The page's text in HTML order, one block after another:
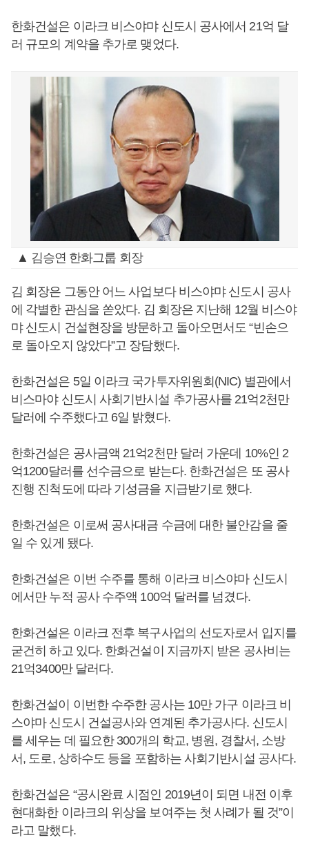
한화건설은 이라크 비스야먀 신도시 공사에서 21억 달
러 규모의 계약을 추가로 맺었다.
▲ 김승연 한화그룹 회장
김 회장은 그동안 어느 사업보다 비스야먀 신도시 공사
에 각별한 관심을 쏟았다. 김 회장은 지난해 12월 비스야
먀 신도시 건설현장을 방문하고 돌아오면서도 “빈손으
로 돌아오지 않았다”고 장담했다.
한화건설은 5일 이라크 국가투자위원회(NIC) 별관에서
비스마야 신도시 사회기반시설 추가공사를 21억2천만
달러에 수주했다고 6일 밝혔다.
한화건설은 공사금액 21억2천만 달러 가운데 10%인 2
억1200달러를 선수금으로 받는다. 한화건설은 또 공사
진행 진척도에 따라 기성금을 지급받기로 했다.
한화건설은 이로써 공사대금 수금에 대한 불안감을 줄
일 수 있게 됐다.
한화건설은 이번 수주를 통해 이라크 비스야마 신도시
에서만 누적 공사 수주액 100억 달러를 넘겼다.
한화건설은 이라크 전후 복구사업의 선도자로서 입지를
굳건히 하고 있다. 한화건설이 지금까지 받은 공사비는
21억3400만 달러다.
한화건설이 이번한 수주한 공사는 10만 가구 이라크 비
스야마 신도시 건설공사와 연계된 추가공사다. 신도시
를 세우는 데 필요한 300개의 학교, 병원, 경찰서, 소방
서, 도로, 상하수도 등을 포함하는 사회기반시설 공사다.
한화건설은 “공시완료 시점인 2019년이 되면 내전 이후
현대화한 이라크의 위상을 보여주는 첫 사례가 될 것”이
라고 말했다.